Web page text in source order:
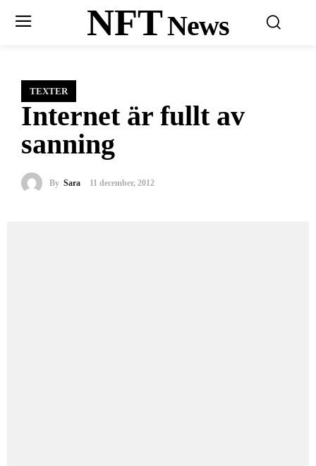
NFTNews
TEXTER
Internet är fullt av
sanning
By Sara 11 december, 2012